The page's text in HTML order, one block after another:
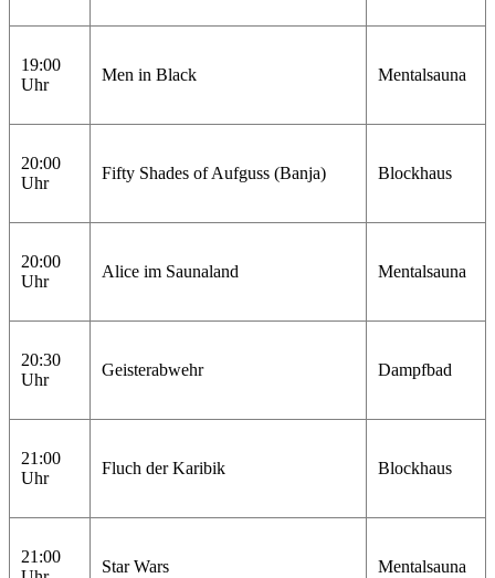
19:00
Uhr
Men in Black Mentalsauna
20:00
Uhr
Fifty Shades of Aufguss (Banja) Blockhaus
20:00
Uhr
Alice im Saunaland Mentalsauna
20:30
Uhr
Geisterabwehr Dampfbad
21:00
Uhr
Fluch der Karibik Blockhaus
21:00
Star Wars Mentalsauna